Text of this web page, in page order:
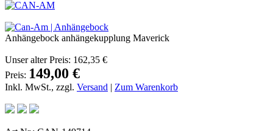
Anhängebock anhängekupplung Maverick
Unser alter Preis: 162,35 €
Preis: 149,00 €
Inkl. MwSt., zzgl. Versand | Zum Warenkorb